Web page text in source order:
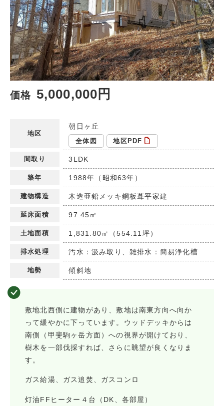
価格 5,000,000円
地区
朝日ヶ丘
全体図 地区PDF
間取り 3LDK
築年 1988年（昭和63年）
建物構造 木造亜鉛メッキ鋼板葺平家建
延床面積 97.45㎡
土地面積 1,831.80㎡（554.11坪）
排水処理 汚水：汲み取り、雑排水：簡易浄化槽
地勢 傾斜地
敷地北西側に建物があり、敷地は南東方向へ向か
って緩やかに下っています。ウッドデッキからは
南側（甲斐駒ヶ岳方面）への視界が開けており、
樹木を一部伐採すれば、さらに眺望が良くなりま
す。
ガス給湯、ガス追焚、ガスコンロ
灯油FFヒーター４台（DK、各部屋）